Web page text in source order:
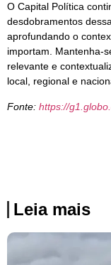
O Capital Política
desdobramentos
aprofundando o
importam. Mantenha-
relevante e
local, regional e
Fonte: https://
Leia mais